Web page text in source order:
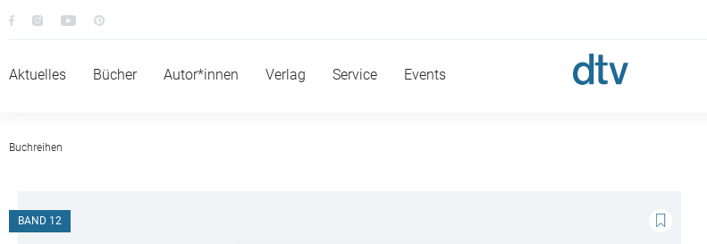
Aktuelles Bücher Autor*innen Verlag Service Events
Buchreihen
BAND 12